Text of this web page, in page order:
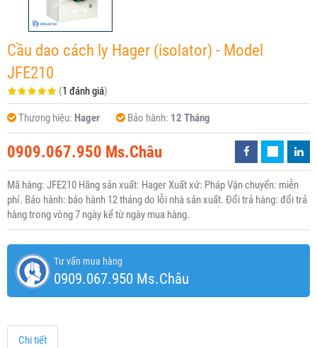
Cầu dao cách ly Hager (isolator) - Model
JFE210
(1 đánh giá)
Thương hiệu: Hager Bảo hành: 12 Tháng
0909.067.950 Ms.Châu
Mã hàng: JFE210 Hãng sản xuất: Hager Xuất xứ: Pháp Vận chuyển: miễn
phí. Bảo hành: bảo hành 12 tháng do lỗi nhà sản xuất. Đổi trả hàng: đổi trả
hàng trong vòng 7 ngày kể từ ngày mua hàng.
Tư vấn mua hàng
0909.067.950 Ms.Châu
Chi tiết